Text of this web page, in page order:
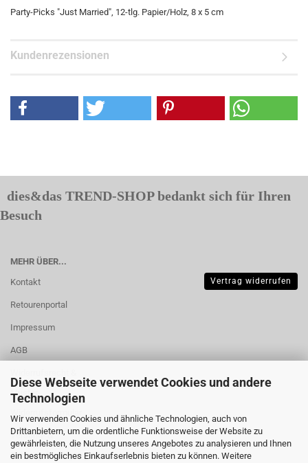
Diese Webseite verwendet Cookies und andere
Technologien
Wir verwenden Cookies und ähnliche Technologien, auch von
Drittanbietern, um die ordentliche Funktionsweise der Website zu
gewährleisten, die Nutzung unseres Angebotes zu analysieren und Ihnen
ein bestmögliches Einkaufserlebnis bieten zu können. Weitere
Party-Picks "Just Married", 12-tlg. Papier/Holz, 8 x 5 cm
Kundenrezensionen
dies&das TREND-SHOP bedankt sich für Ihren
Besuch
MEHR ÜBER...
Kontakt
Retourenportal
Impressum
AGB
Muster-
Widerrufsformular
Versand- &
Zahlungsbedingungen
Vertrag widerrufen